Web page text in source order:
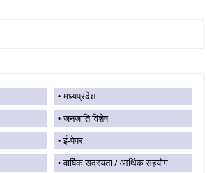
मध्यप्रदेश
जनजाति विशेष
ई-पेपर
वार्षिक सदस्यता / आर्थिक सहयोग